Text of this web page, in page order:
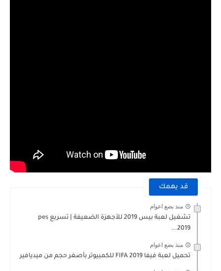
قد يهمك
منذ بضع اعوام
تشغيل لعبة بيس 2019 للأجهزة الضعيفة | تسريع pes
2019...
منذ بضع اعوام
تحميل لعبة فيفا 2019 FIFA للكمبيوتر بأصغر حجم من ميديافير